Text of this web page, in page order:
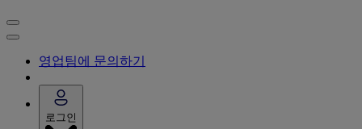
영업팀에 문의하기
로그인